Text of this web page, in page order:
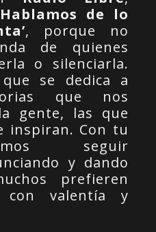
de lo
, porque no
de quienes
o silenciarla.
se dedica a
que nos
gente, las que
inspiran. Con tu
seguir
y dando
prefieren
con valentía y